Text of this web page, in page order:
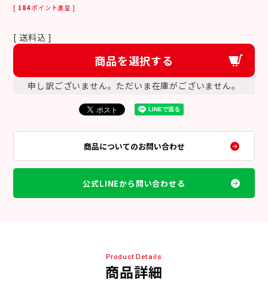
[ 184ポイント進呈 ]
送料込
商品を選択する
申し訳ございません。ただいま在庫がございません。
商品についてのお問い合わせ
公式LINEから問い合わせる
Product Details
商品詳細